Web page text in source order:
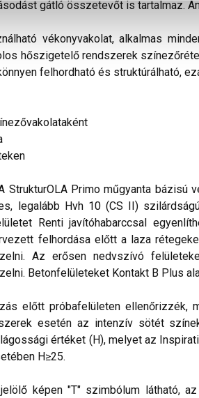
gátló összetevőt is tartalmaz.
vékonyvakolat, alkalmas
hőszigetelő rendszerek
felhordható és struktúrálható,
Primo műgyanta
legalább Hvh 10 (CS II)
Renti javítóhabarccsal
felhordása előtt a laza
Az erősen nedvszívó
Betonfelületeket Kontakt B Plus
előtt próbafelületen ellenőrizzék,
esetén az intenzív sötét
értéket (H), melyet az
H≥25.
képen "T" szimbólum látható,